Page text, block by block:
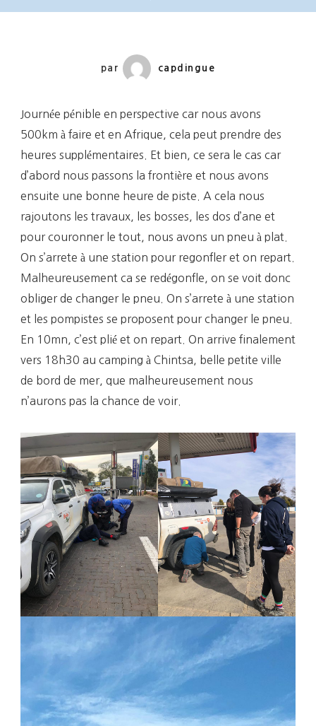
Sud
Crevaison
par capdingue
Journée pénible en perspective car nous avons
500km à faire et en Afrique, cela peut prendre des
heures supplémentaires. Et bien, ce sera le cas car
d’abord nous passons la frontière et nous avons
ensuite une bonne heure de piste. A cela nous
rajoutons les travaux, les bosses, les dos d’ane et
pour couronner le tout, nous avons un pneu à plat.
On s’arrete à une station pour regonfler et on repart.
Malheureusement ca se redégonfle, on se voit donc
obliger de changer le pneu. On s’arrete à une station
et les pompistes se proposent pour changer le pneu.
En 10mn, c’est plié et on repart. On arrive finalement
vers 18h30 au camping à Chintsa, belle petite ville
de bord de mer, que malheureusement nous
n’aurons pas la chance de voir.